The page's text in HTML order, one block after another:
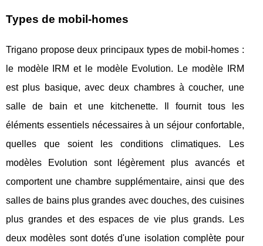
Types de mobil-homes
Trigano propose deux principaux types de mobil-homes :
le modèle IRM et le modèle Evolution. Le modèle IRM
est plus basique, avec deux chambres à coucher, une
salle de bain et une kitchenette. Il fournit tous les
éléments essentiels nécessaires à un séjour confortable,
quelles que soient les conditions climatiques. Les
modèles Evolution sont légèrement plus avancés et
comportent une chambre supplémentaire, ainsi que des
salles de bains plus grandes avec douches, des cuisines
plus grandes et des espaces de vie plus grands. Les
deux modèles sont dotés d'une isolation complète pour